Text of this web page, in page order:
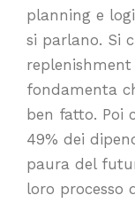
planning e
si parlano. Si
replenishment
fondamenta
ben fatto. Poi
49% dei
paura del
loro processo